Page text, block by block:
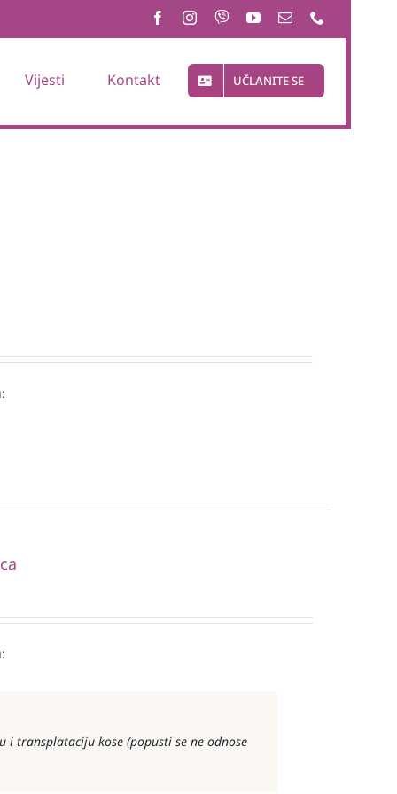
Vijesti Kontakt UČLANITE SE
i transplataciju kose (popusti se ne odnose